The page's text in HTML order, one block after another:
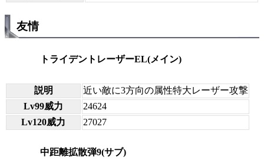
友情
トライデントレーザーEL(メイン)
説明
近い敵に3方向の属性特大レーザー攻撃
Lv99威力
24624
Lv120威力
27027
中距離拡散弾9(サブ)